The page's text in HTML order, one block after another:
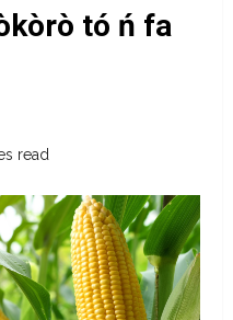
tó ń fa
read